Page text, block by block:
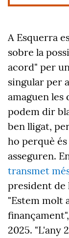
A Esquerra
sobre la
acord" per
singular per
amaguen
podem dir
ben lligat,
ho perquè
asseguren.
transmet
president de
"Estem molt
2025. "L'any